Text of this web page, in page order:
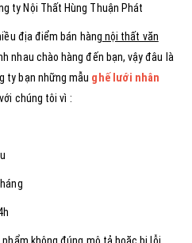
ty Nội Thất Hùng Thuận Phát
địa điểm bán hàng nội thất văn
nhau chào hàng đến bạn, vậy đâu là
ty bạn những mẫu ghế lưới nhân
chúng tôi vì :
không đúng mô tả hoặc bị lỗi.